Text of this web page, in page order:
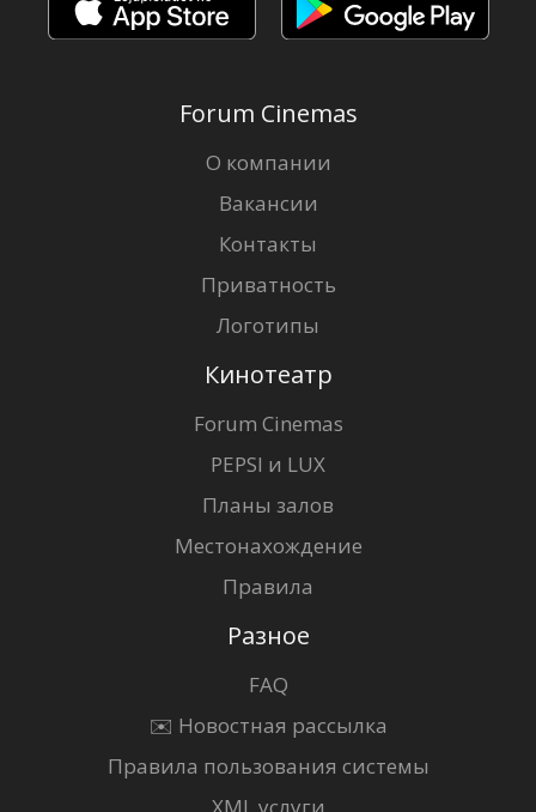
Forum Cinemas
О компании
Вакансии
Контакты
Приватность
Логотипы
Кинотеатр
Forum Cinemas
PEPSI и LUX
Планы залов
Местонахождение
Правила
Разное
FAQ
✉️ Новостная рассылка
Правила пользования системы